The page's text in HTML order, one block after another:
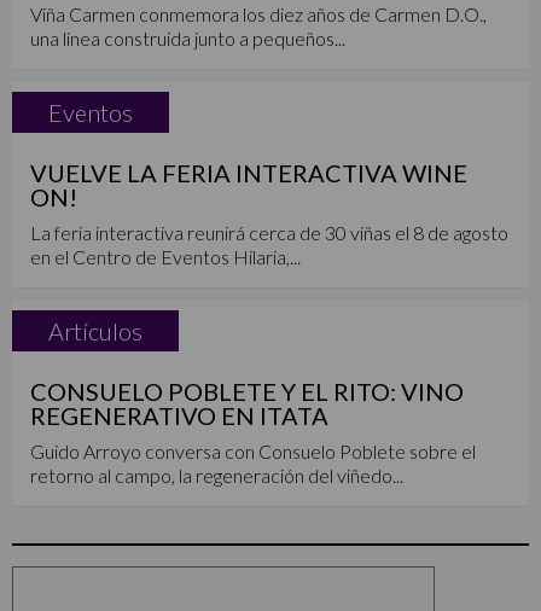
Viña Carmen conmemora los diez años de Carmen D.O.,
una línea construida junto a pequeños...
Eventos
VUELVE LA FERIA INTERACTIVA WINE
ON!
La feria interactiva reunirá cerca de 30 viñas el 8 de agosto
en el Centro de Eventos Hilaria,...
Artículos
CONSUELO POBLETE Y EL RITO: VINO
REGENERATIVO EN ITATA
Guido Arroyo conversa con Consuelo Poblete sobre el
retorno al campo, la regeneración del viñedo...